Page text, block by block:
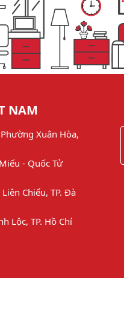
NAM
Xuân Hòa,
- Quốc Tử
Chiểu, TP. Đà
Lộc, TP. Hồ Chí